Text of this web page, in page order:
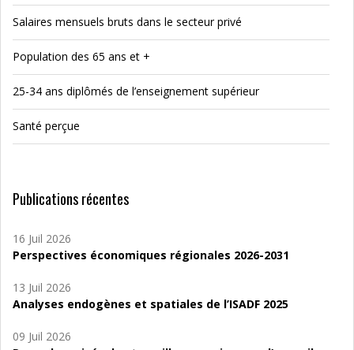
Salaires mensuels bruts dans le secteur privé
Population des 65 ans et +
25-34 ans diplômés de l’enseignement supérieur
Santé perçue
Publications récentes
16 Juil 2026
Perspectives économiques régionales 2026-2031
13 Juil 2026
Analyses endogènes et spatiales de l’ISADF 2025
09 Juil 2026